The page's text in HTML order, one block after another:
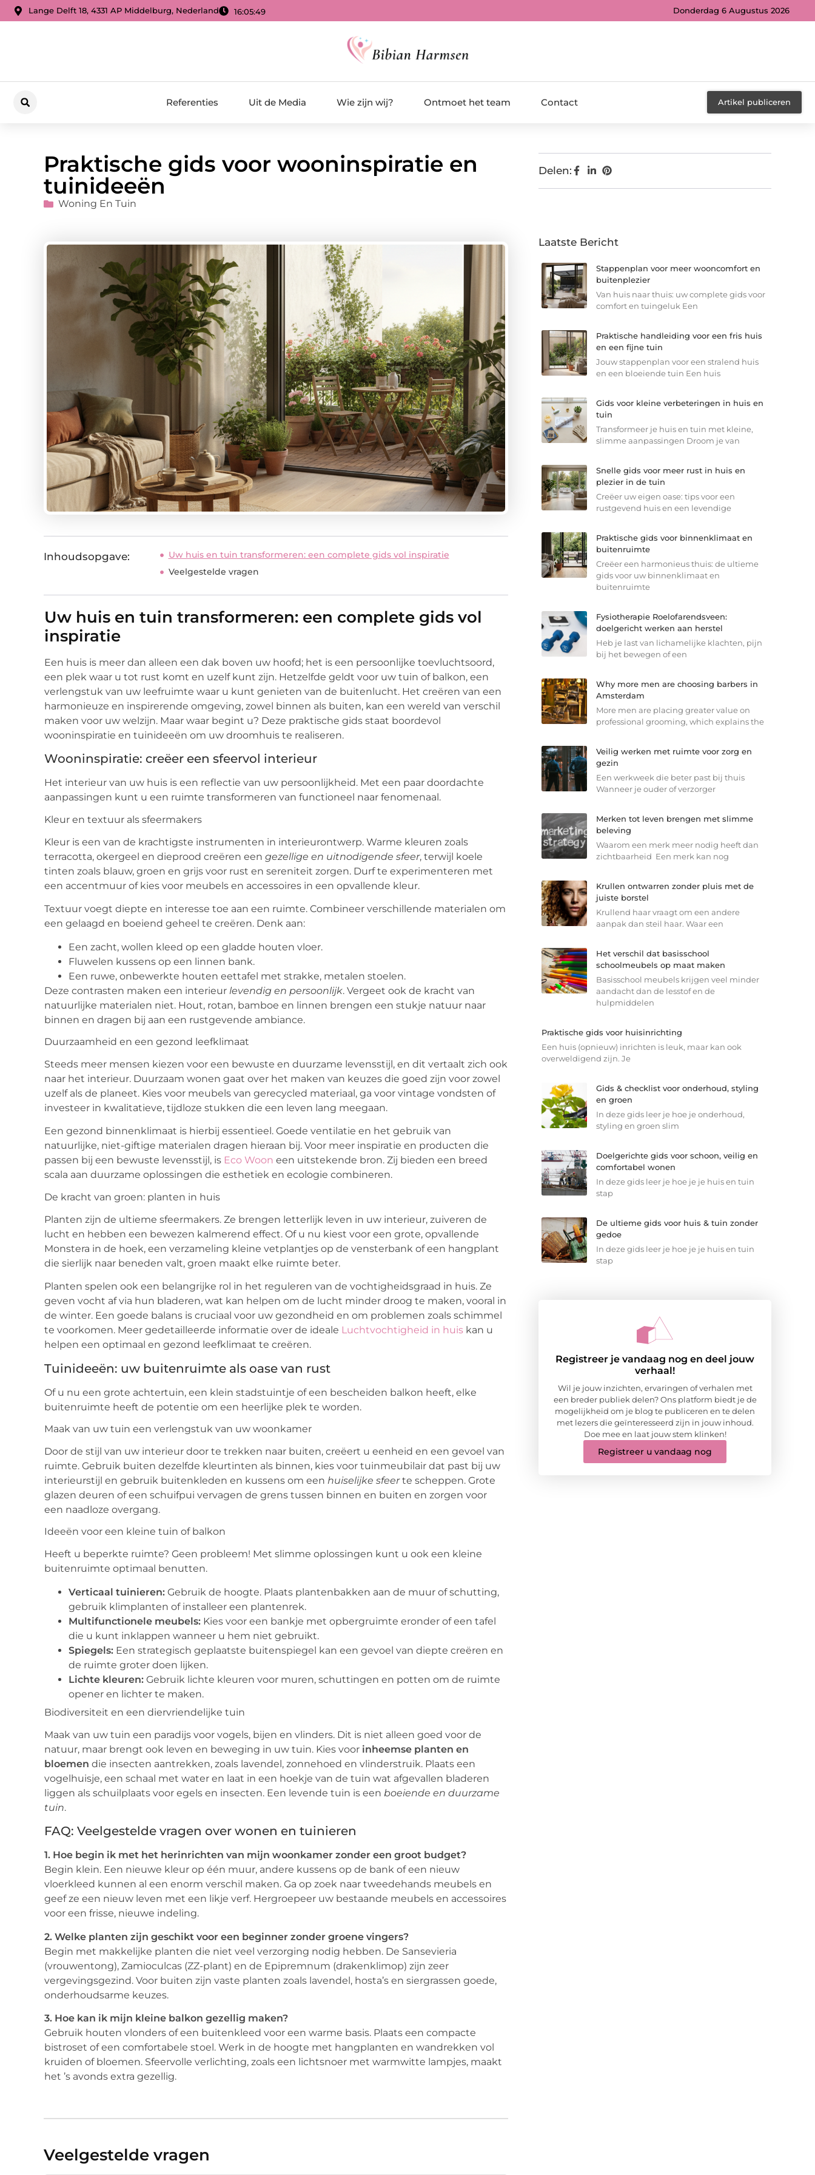
Lange Delft 18, 4331 AP Middelburg, Nederland 16:05:50 Donderdag 6 Augustus 2026
Referenties Uit de Media Wie zijn wij? Ontmoet het team Contact Artikel publiceren
Praktische gids voor wooninspiratie en
tuinideeën
Woning En Tuin
Inhoudsopgave:
Uw huis en tuin transformeren: een complete gids vol inspiratie
Veelgestelde vragen
Uw huis en tuin transformeren: een complete gids vol
inspiratie
Een huis is meer dan alleen een dak boven uw hoofd; het is een persoonlijke toevluchtsoord,
een plek waar u tot rust komt en uzelf kunt zijn. Hetzelfde geldt voor uw tuin of balkon, een
verlengstuk van uw leefruimte waar u kunt genieten van de buitenlucht. Het creëren van een
harmonieuze en inspirerende omgeving, zowel binnen als buiten, kan een wereld van verschil
maken voor uw welzijn. Maar waar begint u? Deze praktische gids staat boordevol
wooninspiratie en tuinideeën om uw droomhuis te realiseren.
Wooninspiratie: creëer een sfeervol interieur
Het interieur van uw huis is een reflectie van uw persoonlijkheid. Met een paar doordachte
aanpassingen kunt u een ruimte transformeren van functioneel naar fenomenaal.
Kleur en textuur als sfeermakers
Kleur is een van de krachtigste instrumenten in interieurontwerp. Warme kleuren zoals
terracotta, okergeel en dieprood creëren een gezellige en uitnodigende sfeer, terwijl koele
tinten zoals blauw, groen en grijs voor rust en sereniteit zorgen. Durf te experimenteren met
een accentmuur of kies voor meubels en accessoires in een opvallende kleur.
Textuur voegt diepte en interesse toe aan een ruimte. Combineer verschillende materialen om
een gelaagd en boeiend geheel te creëren. Denk aan:
Een zacht, wollen kleed op een gladde houten vloer.
Fluwelen kussens op een linnen bank.
Een ruwe, onbewerkte houten eettafel met strakke, metalen stoelen.
Deze contrasten maken een interieur levendig en persoonlijk. Vergeet ook de kracht van
natuurlijke materialen niet. Hout, rotan, bamboe en linnen brengen een stukje natuur naar
binnen en dragen bij aan een rustgevende ambiance.
Duurzaamheid en een gezond leefklimaat
Steeds meer mensen kiezen voor een bewuste en duurzame levensstijl, en dit vertaalt zich ook
naar het interieur. Duurzaam wonen gaat over het maken van keuzes die goed zijn voor zowel
uzelf als de planeet. Kies voor meubels van gerecycled materiaal, ga voor vintage vondsten of
investeer in kwalitatieve, tijdloze stukken die een leven lang meegaan.
Een gezond binnenklimaat is hierbij essentieel. Goede ventilatie en het gebruik van
natuurlijke, niet-giftige materialen dragen hieraan bij. Voor meer inspiratie en producten die
passen bij een bewuste levensstijl, is Eco Woon een uitstekende bron. Zij bieden een breed
scala aan duurzame oplossingen die esthetiek en ecologie combineren.
De kracht van groen: planten in huis
Planten zijn de ultieme sfeermakers. Ze brengen letterlijk leven in uw interieur, zuiveren de
lucht en hebben een bewezen kalmerend effect. Of u nu kiest voor een grote, opvallende
Monstera in de hoek, een verzameling kleine vetplantjes op de vensterbank of een hangplant
die sierlijk naar beneden valt, groen maakt elke ruimte beter.
Planten spelen ook een belangrijke rol in het reguleren van de vochtigheidsgraad in huis. Ze
geven vocht af via hun bladeren, wat kan helpen om de lucht minder droog te maken, vooral in
de winter. Een goede balans is cruciaal voor uw gezondheid en om problemen zoals schimmel
te voorkomen. Meer gedetailleerde informatie over de ideale Luchtvochtigheid in huis kan u
helpen een optimaal en gezond leefklimaat te creëren.
Tuinideeën: uw buitenruimte als oase van rust
Of u nu een grote achtertuin, een klein stadstuintje of een bescheiden balkon heeft, elke
buitenruimte heeft de potentie om een heerlijke plek te worden.
Maak van uw tuin een verlengstuk van uw woonkamer
Door de stijl van uw interieur door te trekken naar buiten, creëert u eenheid en een gevoel van
ruimte. Gebruik buiten dezelfde kleurtinten als binnen, kies voor tuinmeubilair dat past bij uw
interieurstijl en gebruik buitenkleden en kussens om een huiselijke sfeerte scheppen. Grote
glazen deuren of een schuifpui vervagen de grens tussen binnen en buiten en zorgen voor
een naadloze overgang.
Ideeën voor een kleine tuin of balkon
Heeft u beperkte ruimte? Geen probleem! Met slimme oplossingen kunt u ook een kleine
buitenruimte optimaal benutten.
Verticaal tuinieren: Gebruik de hoogte. Plaats plantenbakken aan de muur of schutting,
gebruik klimplanten of installeer een plantenrek.
Multifunctionele meubels: Kies voor een bankje met opbergruimte eronder of een tafel
die u kunt inklappen wanneer u hem niet gebruikt.
Spiegels: Een strategisch geplaatste buitenspiegel kan een gevoel van diepte creëren en
de ruimte groter doen lijken.
Lichte kleuren: Gebruik lichte kleuren voor muren, schuttingen en potten om de ruimte
opener en lichter te maken.
Biodiversiteit en een diervriendelijke tuin
Maak van uw tuin een paradijs voor vogels, bijen en vlinders. Dit is niet alleen goed voor de
natuur, maar brengt ook leven en beweging in uw tuin. Kies voor inheemse planten en
bloemen die insecten aantrekken, zoals lavendel, zonnehoed en vlinderstruik. Plaats een
vogelhuisje, een schaal met water en laat in een hoekje van de tuin wat afgevallen bladeren
liggen als schuilplaats voor egels en insecten. Een levende tuin is een boeiende en duurzame
tuin.
FAQ: Veelgestelde vragen over wonen en tuinieren
1. Hoe begin ik met het herinrichten van mijn woonkamer zonder een groot budget?
Begin klein. Een nieuwe kleur op één muur, andere kussens op de bank of een nieuw
vloerkleed kunnen al een enorm verschil maken. Ga op zoek naar tweedehands meubels en
geef ze een nieuw leven met een likje verf. Hergroepeer uw bestaande meubels en accessoires
voor een frisse, nieuwe indeling.
2. Welke planten zijn geschikt voor een beginner zonder groene vingers?
Begin met makkelijke planten die niet veel verzorging nodig hebben. De Sansevieria
(vrouwentong), Zamioculcas (ZZ-plant) en de Epipremnum (drakenklimop) zijn zeer
vergevingsgezind. Voor buiten zijn vaste planten zoals lavendel, hosta’s en siergrassen goede,
onderhoudsarme keuzes.
3. Hoe kan ik mijn kleine balkon gezellig maken?
Gebruik houten vlonders of een buitenkleed voor een warme basis. Plaats een compacte
bistroset of een comfortabele stoel. Werk in de hoogte met hangplanten en wandrekken vol
kruiden of bloemen. Sfeervolle verlichting, zoals een lichtsnoer met warmwitte lampjes, maakt
het ’s avonds extra gezellig.
Veelgestelde vragen
Delen:
Laatste Bericht
Stappenplan voor meer wooncomfort en
buitenplezier
Van huis naar thuis: uw complete gids voor
comfort en tuingeluk Een
Praktische handleiding voor een fris huis
en een fijne tuin
Jouw stappenplan voor een stralend huis
en een bloeiende tuin Een huis
Gids voor kleine verbeteringen in huis en
tuin
Transformeer je huis en tuin met kleine,
slimme aanpassingen Droom je van
Snelle gids voor meer rust in huis en
plezier in de tuin
Creëer uw eigen oase: tips voor een
rustgevend huis en een levendige
Praktische gids voor binnenklimaat en
buitenruimte
Creëer een harmonieus thuis: de ultieme
gids voor uw binnenklimaat en
buitenruimte
Fysiotherapie Roelofarendsveen:
doelgericht werken aan herstel
Heb je last van lichamelijke klachten, pijn
bij het bewegen of een
Why more men are choosing barbers in
Amsterdam
More men are placing greater value on
professional grooming, which explains the
Veilig werken met ruimte voor zorg en
gezin
Een werkweek die beter past bij thuis
Wanneer je ouder of verzorger
Merken tot leven brengen met slimme
beleving
Waarom een merk meer nodig heeft dan
zichtbaarheid Een merk kan nog
Krullen ontwarren zonder pluis met de
juiste borstel
Krullend haar vraagt om een andere
aanpak dan steil haar. Waar een
Het verschil dat basisschool
schoolmeubels op maat maken
Basisschool meubels krijgen veel minder
aandacht dan de lesstof en de
hulpmiddelen
Praktische gids voor huisinrichting
Een huis (opnieuw) inrichten is leuk, maar kan ook
overweldigend zijn. Je
Gids & checklist voor onderhoud, styling
en groen
In deze gids leer je hoe je onderhoud,
styling en groen slim
Doelgerichte gids voor schoon, veilig en
comfortabel wonen
In deze gids leer je hoe je je huis en tuin
stap
De ultieme gids voor huis & tuin zonder
gedoe
In deze gids leer je hoe je je huis en tuin
stap
Registreer je vandaag nog en deel jouw
verhaal!
Wil je jouw inzichten, ervaringen of verhalen met
een breder publiek delen? Ons platform biedt je de
mogelijkheid om je blog te publiceren en te delen
met lezers die geïnteresseerd zijn in jouw inhoud.
Doe mee en laat jouw stem klinken!
Registreer u vandaag nog